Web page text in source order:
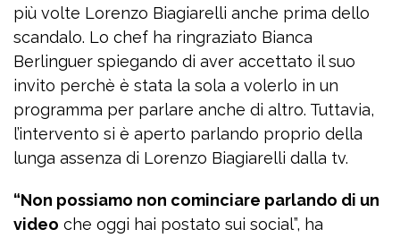
più volte Lorenzo Biagiarelli anche prima dello
scandalo. Lo chef ha ringraziato Bianca
Berlinguer spiegando di aver accettato il suo
invito perchè è stata la sola a volerlo in un
programma per parlare anche di altro. Tuttavia,
l’intervento si è aperto parlando proprio della
lunga assenza di Lorenzo Biagiarelli dalla tv.
“Non possiamo non cominciare parlando di un
video che oggi hai postato sui social”, ha